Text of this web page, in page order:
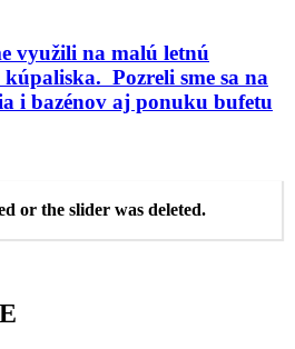
využili na malú letnú
Pozreli sme sa na
i bazénov aj ponuku bufetu
or the slider was deleted.